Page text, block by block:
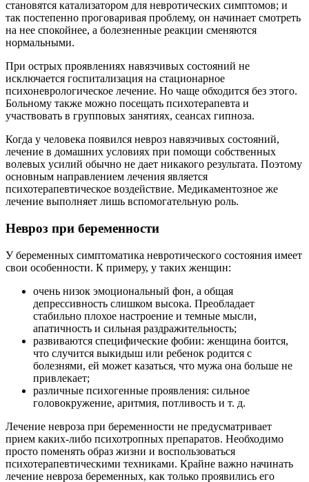
становятся катализатором для невротических симптомов; и
так постепенно проговаривая проблему, он начинает смотреть
на нее спокойнее, а болезненные реакции сменяются
нормальными.
При острых проявлениях навязчивых состояний не
исключается госпитализация на стационарное
психоневрологическое лечение. Но чаще обходится без этого.
Больному также можно посещать психотерапевта и
участвовать в групповых занятиях, сеансах гипноза.
Когда у человека появился невроз навязчивых состояний,
лечение в домашних условиях при помощи собственных
волевых усилий обычно не дает никакого результата. Поэтому
основным направлением лечения является
психотерапевтическое воздействие. Медикаментозное же
лечение выполняет лишь вспомогательную роль.
Невроз при беременности
У беременных симптоматика невротического состояния имеет
свои особенности. К примеру, у таких женщин:
очень низок эмоциональный фон, а общая
депрессивность слишком высока. Преобладает
стабильно плохое настроение и темные мысли,
апатичность и сильная раздражительность;
развиваются специфические фобии: женщина боится,
что случится выкидыш или ребенок родится с
болезнями, ей может казаться, что мужа она больше не
привлекает;
различные психогенные проявления: сильное
головокружение, аритмия, потливость и т. д.
Лечение невроза при беременности не предусматривает
прием каких-либо психотропных препаратов. Необходимо
просто поменять образ жизни и воспользоваться
психотерапевтическими техниками. Крайне важно начинать
лечение невроза беременных, как только проявились его